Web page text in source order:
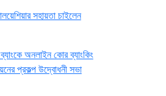
সহায়তা চাইলেন
অনলাইন কোর ব্যাংকিং
প্রকল্প উদ্বোধনী সভা